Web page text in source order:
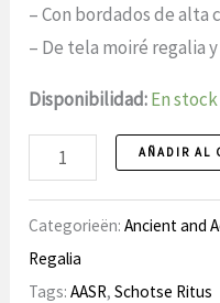
– Con bordados de alta
– De tela moiré regalia
Disponibilidad:En
Schootsvel
GON,
MM
AASR
número
AÑADIR AL
Categorieën:Ancient and
Regalia
Tags:AASR,Schotse Ritus